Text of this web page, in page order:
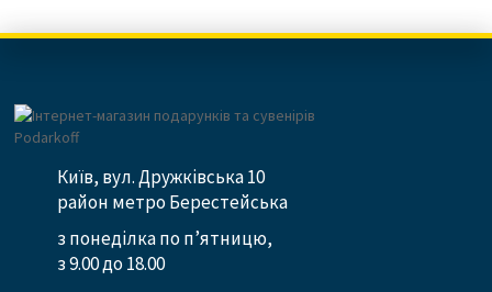
Київ, вул. Дружківська 10
район метро Берестейська
з понеділка по п’ятницю,
з 9.00 до 18.00